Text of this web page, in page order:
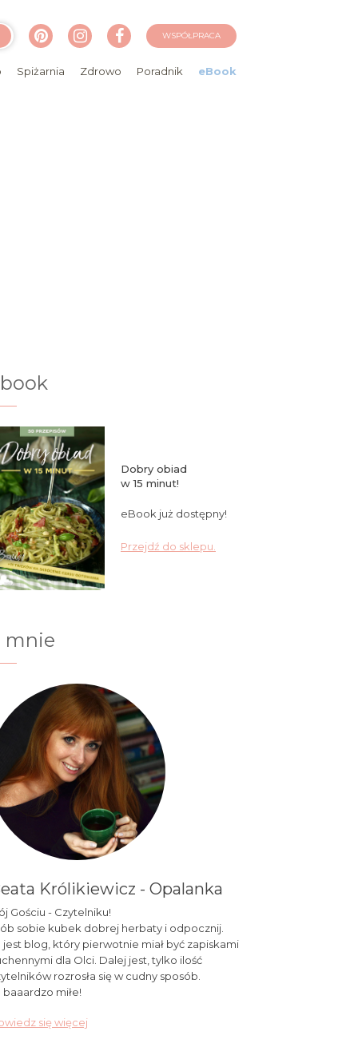
WSPÓŁPRACA
Spiżarnia Zdrowo Poradnik eBook
Dobry obiad
w 15 minut!
eBook już dostępny!
Przejdź do sklepu.
mnie
Królikiewicz - Opalanka
Gościu - Czytelniku!
sobie kubek dobrej herbaty i odpocznij.
jest blog, który pierwotnie miał być zapiskami
dla Olci. Dalej jest, tylko ilość
rozrosła się w cudny sposób.
baaardzo miłe!
się więcej